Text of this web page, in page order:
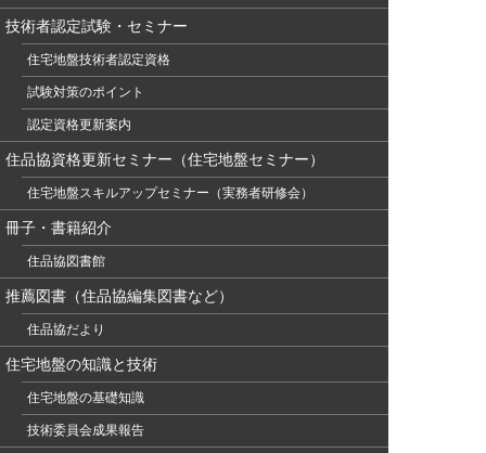
技術者認定試験・セミナー
住宅地盤技術者認定資格
試験対策のポイント
認定資格更新案内
住品協資格更新セミナー（住宅地盤セミナー）
住宅地盤スキルアップセミナー（実務者研修会）
冊子・書籍紹介
住品協図書館
推薦図書（住品協編集図書など）
住品協だより
住宅地盤の知識と技術
住宅地盤の基礎知識
技術委員会成果報告